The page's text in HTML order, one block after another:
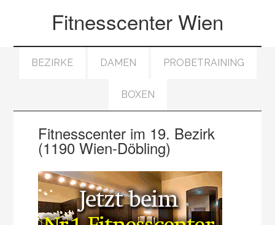
Fitnesscenter Wien
BEZIRKE DAMEN PROBETRAINING
BOXEN
Fitnesscenter im 19. Bezirk
(1190 Wien-Döbling)